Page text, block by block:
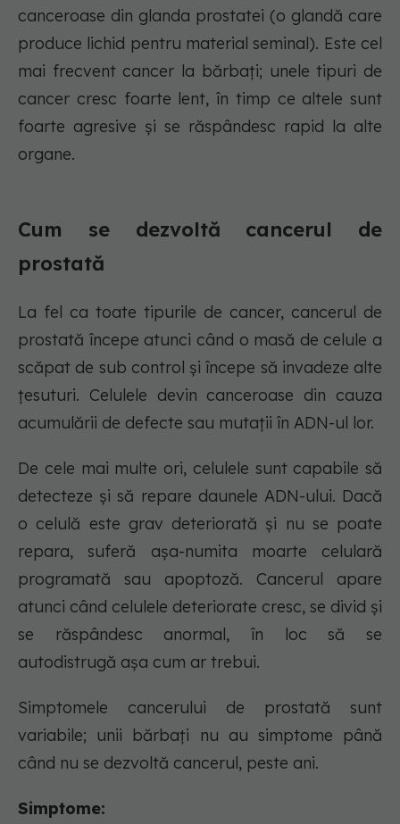
canceroase din glanda prostatei (o glandă care
produce lichid pentru material seminal). Este cel
mai frecvent cancer la bărbați; unele tipuri de
cancer cresc foarte lent, în timp ce altele sunt
foarte agresive și se răspândesc rapid la alte
organe.
Cum se dezvoltă cancerul de
prostată
La fel ca toate tipurile de cancer, cancerul de
prostată începe atunci când o masă de celule a
scăpat de sub control și începe să invadeze alte
țesuturi. Celulele devin canceroase din cauza
acumulării de defecte sau mutații în ADN-ul lor.
De cele mai multe ori, celulele sunt capabile să
detecteze și să repare daunele ADN-ului. Dacă
o celulă este grav deteriorată și nu se poate
repara, suferă așa-numita moarte celulară
programată sau apoptoză. Cancerul apare
atunci când celulele deteriorate cresc, se divid și
se răspândesc anormal, în loc să se
autodistrugă așa cum ar trebui.
Simptomele cancerului de prostată sunt
variabile; unii bărbați nu au simptome până
când nu se dezvoltă cancerul, peste ani.
Simptome: